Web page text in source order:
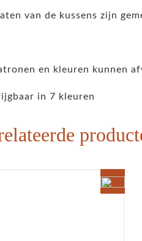
van de kussens zijn
en kleuren kunnen
in 7 kleuren